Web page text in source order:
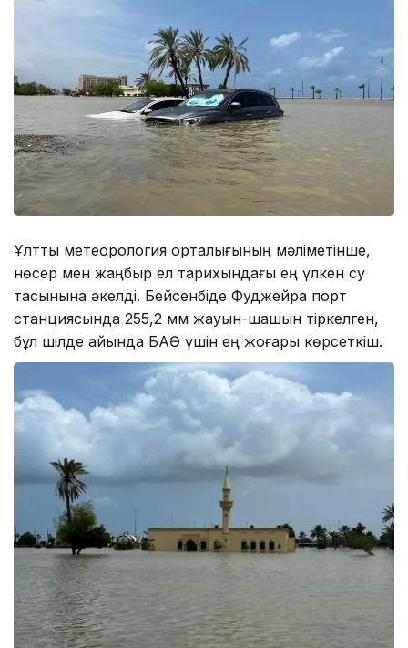
Ұлттық метеорология орталығының мәліметінше,
нөсер мен жаңбыр ел тарихындағы ең үлкен су
тасқынына әкелді. Бейсенбіде Фуджейра порт
станциясында 255,2 мм жауын-шашын тіркелген,
бұл шілде айында БАӘ үшін ең жоғары көрсеткіш.